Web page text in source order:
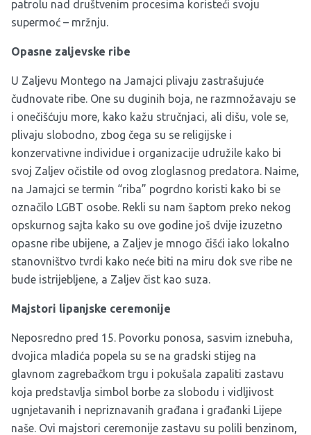
patrolu nad društvenim procesima koristeći svoju
supermoć – mržnju.
Opasne zaljevske ribe
U Zaljevu Montego na Jamajci plivaju zastrašujuće
čudnovate ribe. One su duginih boja, ne razmnožavaju se
i onečišćuju more, kako kažu stručnjaci, ali dišu, vole se,
plivaju slobodno, zbog čega su se religijske i
konzervativne individue i organizacije udružile kako bi
svoj Zaljev očistile od ovog zloglasnog predatora. Naime,
na Jamajci se termin “riba” pogrdno koristi kako bi se
označilo LGBT osobe. Rekli su nam šaptom preko nekog
opskurnog sajta kako su ove godine još dvije izuzetno
opasne ribe ubijene, a Zaljev je mnogo čišći iako lokalno
stanovništvo tvrdi kako neće biti na miru dok sve ribe ne
bude istrijebljene, a Zaljev čist kao suza.
Majstori lipanjske ceremonije
Neposredno pred 15. Povorku ponosa, sasvim iznebuha,
dvojica mladića popela su se na gradski stijeg na
glavnom zagrebačkom trgu i pokušala zapaliti zastavu
koja predstavlja simbol borbe za slobodu i vidljivost
ugnjetavanih i nepriznavanih građana i građanki Lijepe
naše. Ovi majstori ceremonije zastavu su polili benzinom,